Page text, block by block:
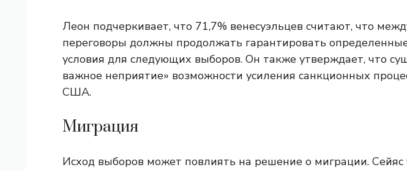
Леон подчеркивает, что 71,7% венесуэльцев считают, что
переговоры должны продолжать гарантировать
условия для следующих выборов. Он также утверждает, что
важное неприятие» возможности усиления санкционных
США.
Миграция
Исход выборов может повлиять на решение о миграции. Сейяс